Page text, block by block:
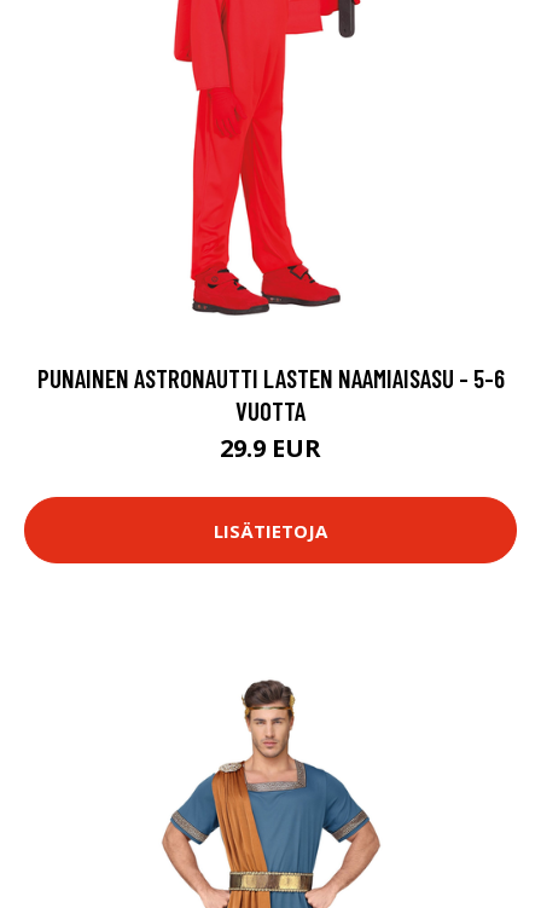
PUNAINEN ASTRONAUTTI LASTEN NAAMIAISASU - 5-6
VUOTTA
29.9 EUR
LISÄTIETOJA